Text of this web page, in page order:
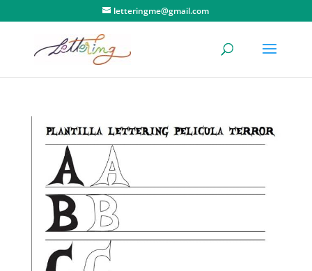
letteringme@gmail.com